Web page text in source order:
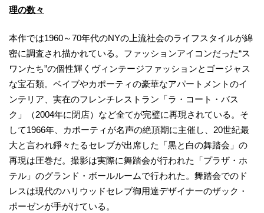
理の数々
本作では1960～70年代のNYの上流社会のライフスタイルが綿
密に調査され描かれている。ファッションアイコンだった“ス
ワンたち”の個性輝くヴィンテージファッションとゴージャス
な宝石類。ベイブやカポーティの豪華なアパートメントのイ
ンテリア、実在のフレンチレストラン「ラ・コート・バス
ク」（2004年に閉店）など全てが完璧に再現されている。そ
して1966年、カポーティが名声の絶頂期に主催し、20世紀最
大と言われ錚々たるセレブが出席した「黒と白の舞踏会」の
再現は圧巻だ。撮影は実際に舞踏会が行われた「プラザ・ホ
テル」のグランド・ボールルームで行われた。舞踏会でのド
レスは現代のハリウッドセレブ御用達デザイナーのザック・
ポーゼンが手がけている。